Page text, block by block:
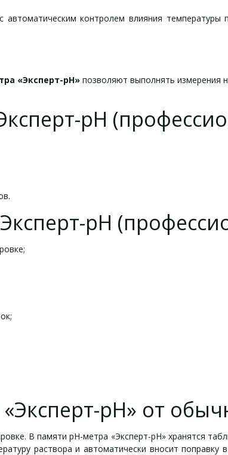
контролем влияния температуры
«Эксперт-рН» позволяют выполнять измерения
pH
pH
рН» от
В памяти рН-метра «Эксперт-рН» хранятся
раствора и автоматически вносит поправку